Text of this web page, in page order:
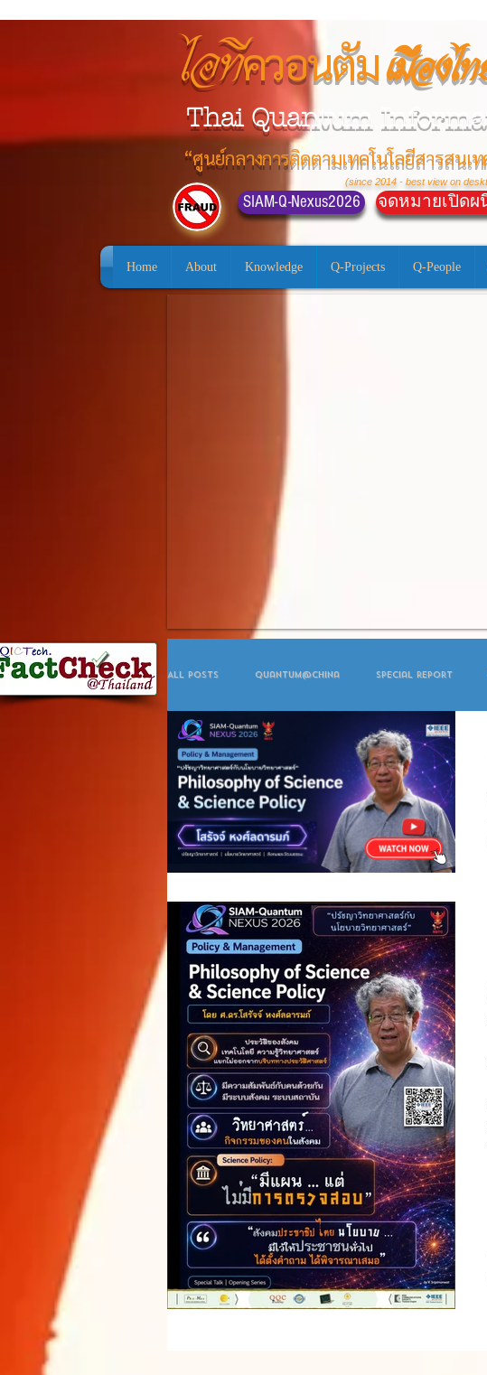
ไอทีควอนตัมเมืองไ
Thai Quantum
“ศูนย์กลางการติดตามเทคโนโลยีสารสนเ
(since 2014 - best view on
จดหมายเปิดผ
SIAM-Q-Nexus2026
Home About Knowledge Q-Projects Q-People
All Posts Quantum@China Special report
Year NEWS Celebration Coffee Talk
Show Workshop Online event
Milestones Quote บทเรียนสอน(ใจ)ไทย
รางวัลวิทยาศาสตร์และเทคโนโลยี Quantum Biology
Seminar & Conference Dinner Talk